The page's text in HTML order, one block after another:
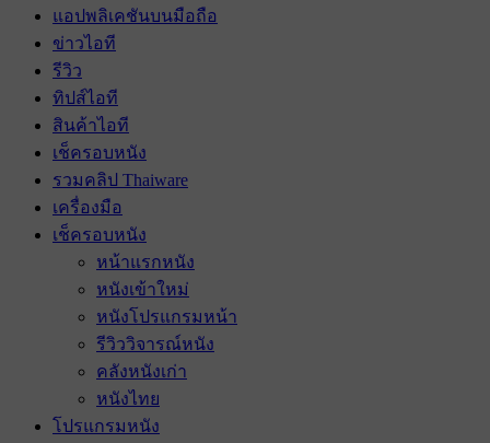
แอปพลิเคชันบนมือถือ
ข่าวไอที
รีวิว
ทิปส์ไอที
สินค้าไอที
เช็ครอบหนัง
รวมคลิป Thaiware
เครื่องมือ
เช็ครอบหนัง
หน้าแรกหนัง
หนังเข้าใหม่
หนังโปรแกรมหน้า
รีวิววิจารณ์หนัง
คลังหนังเก่า
หนังไทย
โปรแกรมหนัง